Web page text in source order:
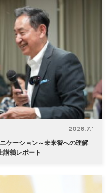
2026.7.1
ケーション～未来智への理解
講義レポート